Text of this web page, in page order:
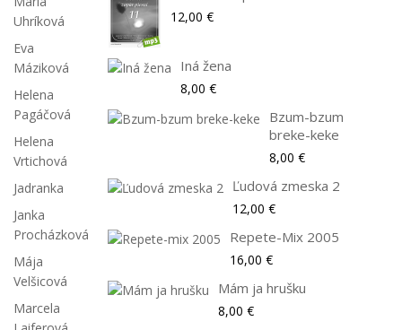
Uhríková
Eva
Máziková
Helena
Pagáčová
Helena
Vrtichová
Jadranka
Janka
Procházková
Mája
Velšicová
Marcela
12,00 €
Iná žena
8,00 €
Bzum-bzum
breke-keke
8,00 €
Ľudová zmeska 2
12,00 €
Repete-Mix 2005
16,00 €
Mám ja hrušku
8,00 €